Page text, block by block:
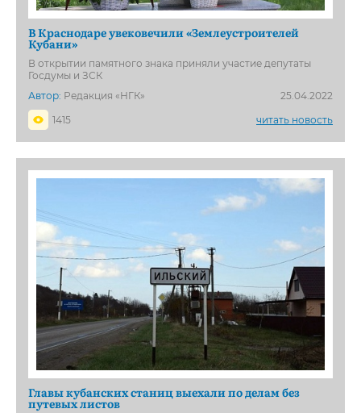
В Краснодаре увековечили «Землеустроителей
Кубани»
В открытии памятного знака приняли участие депутаты
Госдумы и ЗСК
Автор: Редакция «НГК»
25.04.2022
1415
читать новость
Главы кубанских станиц выехали по делам без
путевых листов